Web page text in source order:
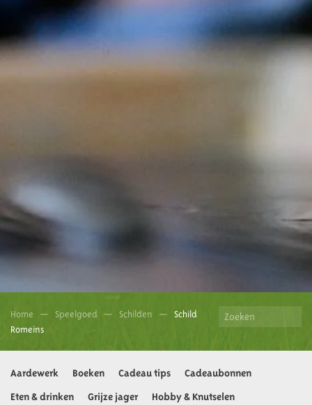
Home Speelgoed Schilden
Schild
Romeins
Aardewerk Boeken Cadeau tips
Cadeaubonnen
Eten & drinken
Grijze jager
Hobby & Knutselen